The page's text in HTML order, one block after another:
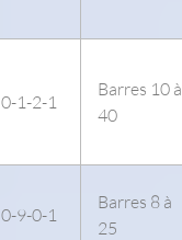
0-1-2-1
Barres 10 à
40
0-9-0-1
Barres 8 à
25